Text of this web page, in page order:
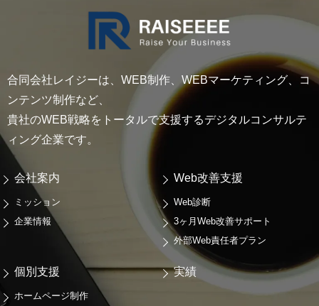
合同会社レイジーは、WEB制作、WEBマーケティング、コ
ンテンツ制作など、
貴社のWEB戦略をトータルで支援するデジタルコンサルテ
ィング企業です。
会社案内
ミッション
企業情報
Web改善支援
Web診断
3ヶ月Web改善サポート
外部Web責任者プラン
個別支援
ホームページ制作
実績